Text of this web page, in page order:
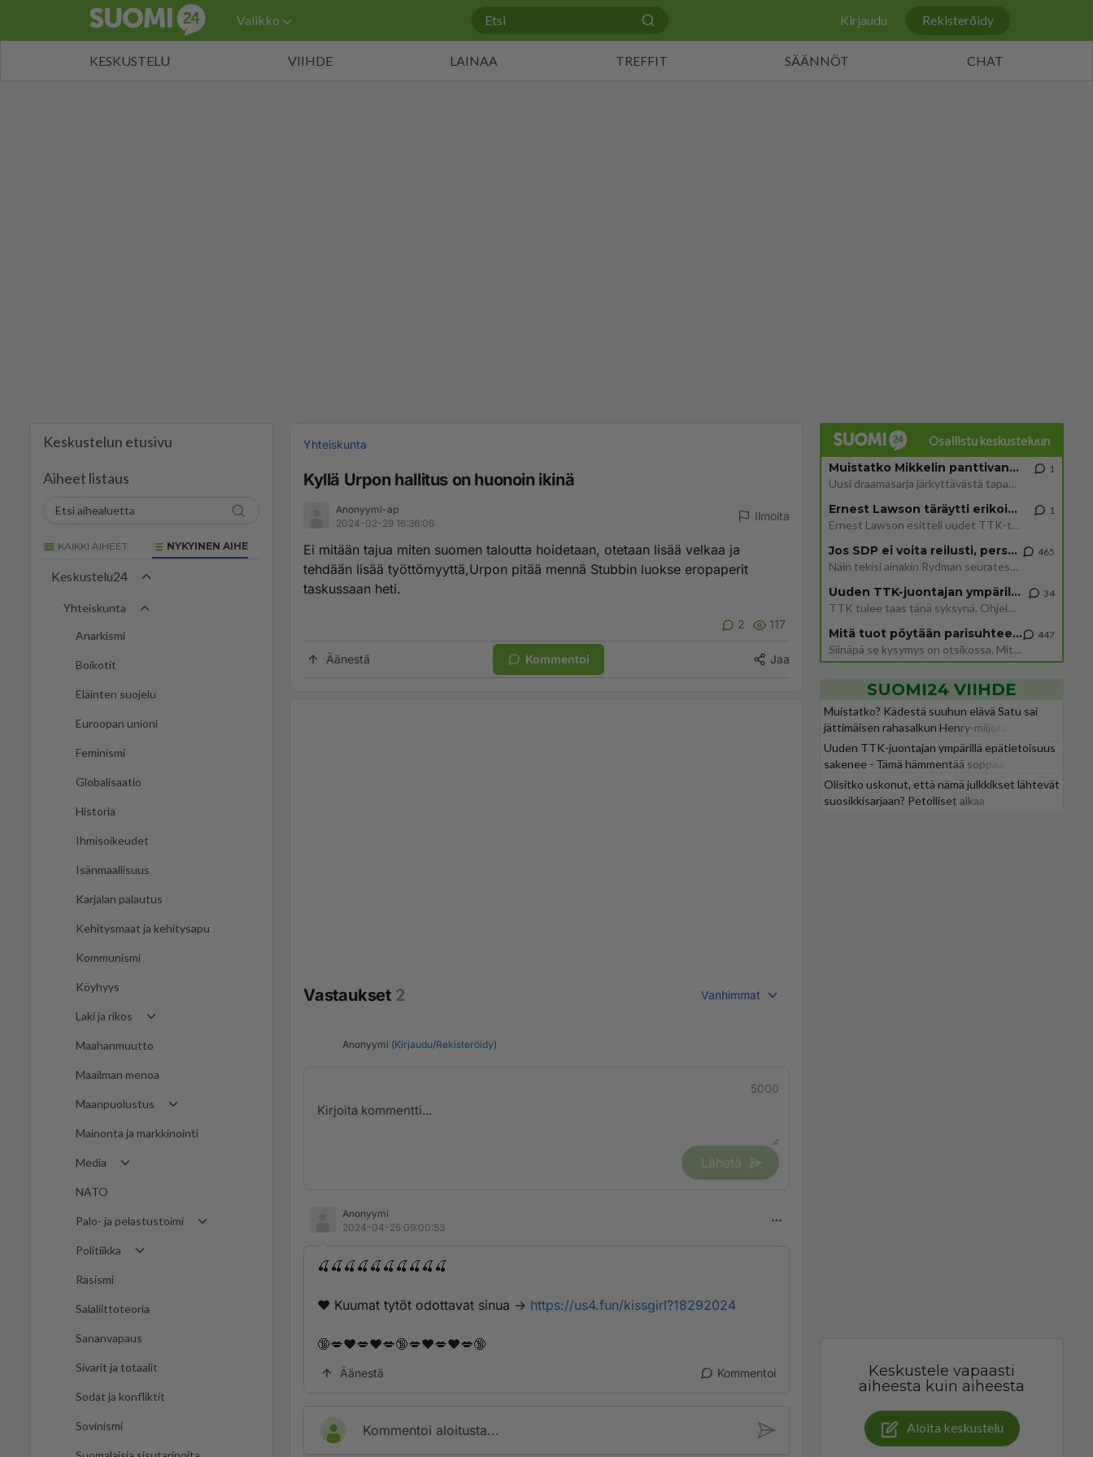
Valikko Kirjaudu Rekisteröidy
KESKUSTELU VIIHDE LAINAA TREFFIT SÄÄNNÖT CHAT
Keskustelun etusivu
Aiheet listaus
KAIKKI AIHEET NYKYINEN AIHE
Keskustelu24
Yhteiskunta
Anarkismi
Boikotit
Eläinten suojelu
Euroopan unioni
Feminismi
Globalisaatio
Historia
Ihmisoikeudet
Isänmaallisuus
Karjalan palautus
Kehitysmaat ja kehitysapu
Kommunismi
Köyhyys
Laki ja rikos
Maahanmuutto
Maailman menoa
Maanpuolustus
Mainonta ja markkinointi
Media
NATO
Palo- ja pelastustoimi
Politiikka
Rasismi
Salaliittoteoria
Sananvapaus
Sivarit ja totaalit
Sodat ja konfliktit
Sovinismi
Yhteiskunta
Kyllä Urpon hallitus on huonoin ikinä
Anonyymi-ap
2024-02-29 16:36:06
Ilmoita
Ei mitään tajua miten suomen taloutta hoidetaan, otetaan lisää velkaa ja
tehdään lisää työttömyyttä,Urpon pitää mennä Stubbin luokse eropaperit
taskussaan heti.
2 117
Äänestä Kommentoi Jaa
Vastaukset 2 Vanhimmat
Anonyymi (Kirjaudu/Rekisteröidy)
5000
Lähetä
Anonyymi
2024-04-25 09:00:53
🍒🍒🍒🍒🍒🍒🍒🍒🍒🍒
❤️ K­­­u­­­u­m­­­a­­­t­­ ­t­y­t­­ö­­­t­ ­o­­d­o­­­t­­t­­­a­v­­­­­a­t­­ ­s­i­n­u­a­­ -> https://us4.fun/kissgirl?18292024
🔞💋❤️💋❤️💋🔞💋❤️💋❤️💋🔞
Äänestä Kommentoi
Kommentoi aloitusta...
Osallistu keskusteluun
Muistatko Mikkelin panttivankidraaman?
Uusi draamasarja järkyttävästä tapauksesta on tulossa. Tositapahtumiin perustuva sarja ammentaa vuoden 1986 Mikkelin pan
1
Ernest Lawson täräytti erikoisen heiton TTK-lehdistötilaisuudessa: " Onko tässä tarkoituksena...?"
Ernest Lawson esitteli uudet TTK-tähtioppilaat ja opettajat torstaina 6.8. lehdistölle. Tulevalla kaudella on yksi hausk
1
Jos SDP ei voita reilusti, persut kumoavat demokratian Suomesta
Näin tekisi ainakin Rydman seuratessaan idolinsa Trumpin mallia https://www.is.fi/politiikka/art-2000012187244.html
465
Uuden TTK-juontajan ympärillä epätietoisuus sakenee - Nyt MTV hämmentää soppaa
TTK tulee taas tänä syksynä. Ohjelman uudet tähtioppilaat julkistetaan torstaina 6. elokuuta klo 14 alkavassa lehdistö
34
Mitä tuot pöytään parisuhteessa?
Siinäpä se kysymys on otsikossa. Mitäpä siis tuot/toisit pöytään parisuhteessa? Oletko mies vai nainen? Koetko sen mitä
447
SUOMI24 VIIHDE
Muistatko? Kädestä suuhun elävä Satu sai
jättimäisen rahasalkun Henry-miljonääriltä
Uuden TTK-juontajan ympärillä epätietoisuus
sakenee - Tämä hämmentää soppaa
Olisitko uskonut, että nämä julkkikset lähtevät
suosikkisarjaan? Petolliset alkaa
Keskustele vapaasti
aiheesta kuin aiheesta
Aloita keskustelu